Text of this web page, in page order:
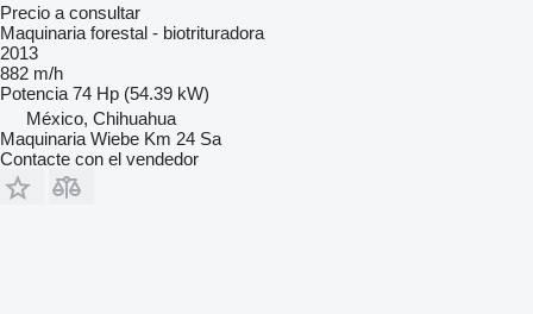
Precio a consultar
Maquinaria forestal - biotrituradora
2013
882 m/h
Potencia 74 Hp (54.39 kW)
México, Chihuahua
Maquinaria Wiebe Km 24 Sa
Contacte con el vendedor